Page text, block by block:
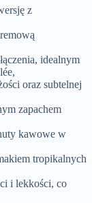
z
idealnym
oraz subtelnej
zapachem
kawowe w
tropikalnych
i lekkości, co